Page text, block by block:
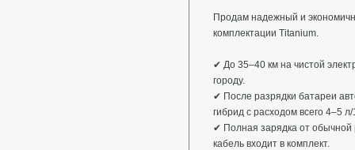
Продам надежный и
комплектации Titanium.
✔ До 35–40 км на чистой
городу.
✔ После разрядки батареи
гибрид с расходом всего 4–5
✔ Полная зарядка от обычной
кабель входит в комплект.